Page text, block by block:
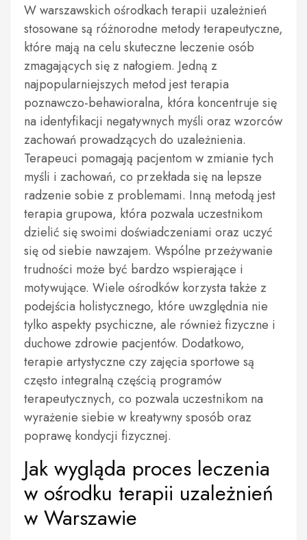
W warszawskich ośrodkach terapii uzależnień
stosowane są różnorodne metody terapeutyczne,
które mają na celu skuteczne leczenie osób
zmagających się z nałogiem. Jedną z
najpopularniejszych metod jest terapia
poznawczo-behawioralna, która koncentruje się
na identyfikacji negatywnych myśli oraz wzorców
zachowań prowadzących do uzależnienia.
Terapeuci pomagają pacjentom w zmianie tych
myśli i zachowań, co przekłada się na lepsze
radzenie sobie z problemami. Inną metodą jest
terapia grupowa, która pozwala uczestnikom
dzielić się swoimi doświadczeniami oraz uczyć
się od siebie nawzajem. Wspólne przeżywanie
trudności może być bardzo wspierające i
motywujące. Wiele ośrodków korzysta także z
podejścia holistycznego, które uwzględnia nie
tylko aspekty psychiczne, ale również fizyczne i
duchowe zdrowie pacjentów. Dodatkowo,
terapie artystyczne czy zajęcia sportowe są
często integralną częścią programów
terapeutycznych, co pozwala uczestnikom na
wyrażenie siebie w kreatywny sposób oraz
poprawę kondycji fizycznej.
Jak wygląda proces leczenia
w ośrodku terapii uzależnień
w Warszawie